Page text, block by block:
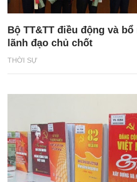
THỜI SỰ
Bộ TT&TT điều động và
lãnh đạo chủ chốt